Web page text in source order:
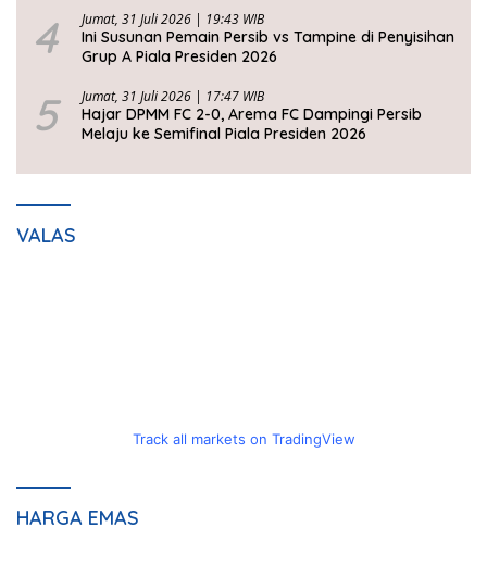
4 Jumat, 31 Juli 2026 | 19:43 WIB
Ini Susunan Pemain Persib vs Tampine di Penyisihan
Grup A Piala Presiden 2026
5 Jumat, 31 Juli 2026 | 17:47 WIB
Hajar DPMM FC 2-0, Arema FC Dampingi Persib
Melaju ke Semifinal Piala Presiden 2026
VALAS
Track all markets on TradingView
HARGA EMAS